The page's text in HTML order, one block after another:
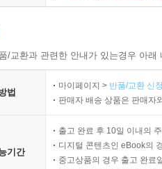
/교환과 관련한 안내가 있는경우 아
법
마이페이지 > 반품/교환 신
판매자 배송 상품은 판매자
기간
출고 완료 후 10일 이내의
디지털 콘텐츠인 eBook의
중고상품의 경우 출고 완료